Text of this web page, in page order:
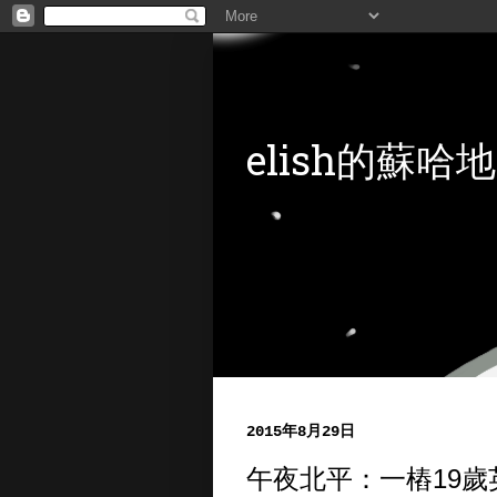
elish的蘇哈地
2015年8月29日
午夜北平：一樁19